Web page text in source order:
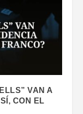
VAN A
CON EL